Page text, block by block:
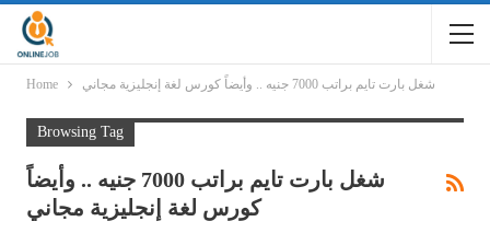
Home شغل بارت تايم براتب 7000 جنيه .. وأيضاً كورس لغة إنجليزية مجاني
Browsing Tag
شغل بارت تايم براتب 7000 جنيه .. وأيضاً
كورس لغة إنجليزية مجاني